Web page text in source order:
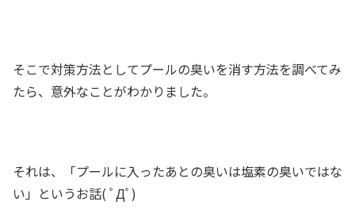
そこで対策方法としてプールの臭いを消す方法を調べてみ
たら、意外なことがわかりました。
それは、「プールに入ったあとの臭いは塩素の臭いではな
い」というお話( ﾟДﾟ)